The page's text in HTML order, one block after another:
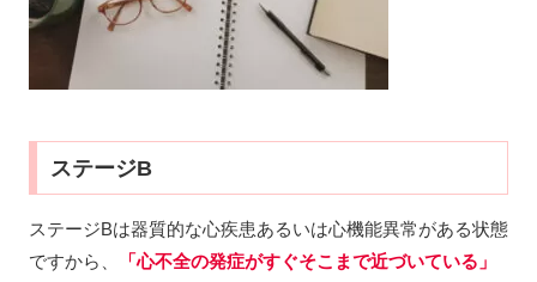
ステージB
ステージBは器質的な心疾患あるいは心機能異常がある状態
ですから、
「心不全の発症がすぐそこまで近づいている」